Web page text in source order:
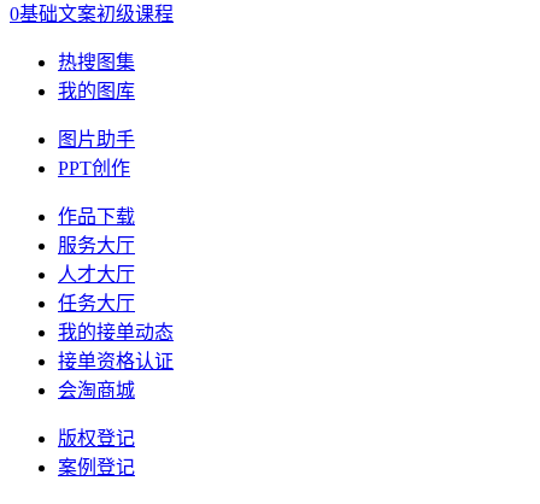
0基础文案初级课程
热搜图集
我的图库
图片助手
PPT创作
作品下载
服务大厅
人才大厅
任务大厅
我的接单动态
接单资格认证
会淘商城
版权登记
案例登记